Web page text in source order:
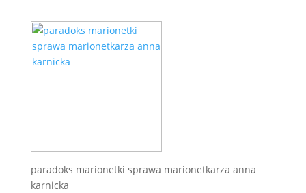
paradoks marionetki sprawa marionetkarza anna
karnicka